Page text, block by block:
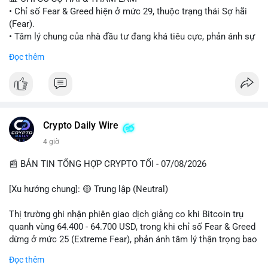
#vlikevn
• Chỉ số Fear & Greed hiện ở mức 29, thuộc trạng thái Sợ hãi
(Fear).
• Tâm lý chung của nhà đầu tư đang khá tiêu cực, phản ánh sự
• CoinGecko Trending: Plume (PLUME), Cash Cat (CASHCAT),
• LunarCrush Trending: Ethereum, Solana, Dogecoin, Polkadot,
Chainlink.
Viettel) và các từ khóa đời sống khác đang chiếm ưu thế.
💬 DÒNG CHẢY TIN TỨC & TRUYỀN THÔNG
năm tù đối với Sam Bankman-Fried (FTX).
• Tin tức vĩ mô: Cảnh báo về tình trạng stagflation (lạm phát
đình trệ) từ dữ liệu PMI của Mỹ; thu nhập của người Mỹ đang
• Tin tức Binance: Binance chuẩn bị nâng cấp dịch vụ giao dịch
Đọc thêm
Crypto Daily Wire
4 giờ
📰 BẢN TIN TỔNG HỢP CRYPTO TỐI - 07/08/2026
[Xu hướng chung]: 🟡 Trung lập (Neutral)
Thị trường ghi nhận phiên giao dịch giằng co khi Bitcoin trụ
quanh vùng 64.400 - 64.700 USD, trong khi chỉ số Fear & Greed
dừng ở mức 25 (Extreme Fear), phản ánh tâm lý thận trọng bao
Đọc thêm